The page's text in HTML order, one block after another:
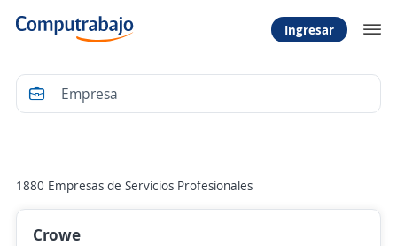
Ingresar
1880 Empresas de Servicios Profesionales
Crowe